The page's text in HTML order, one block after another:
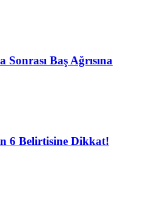
Baş Ağrısına
6 Belirtisine Dikkat!